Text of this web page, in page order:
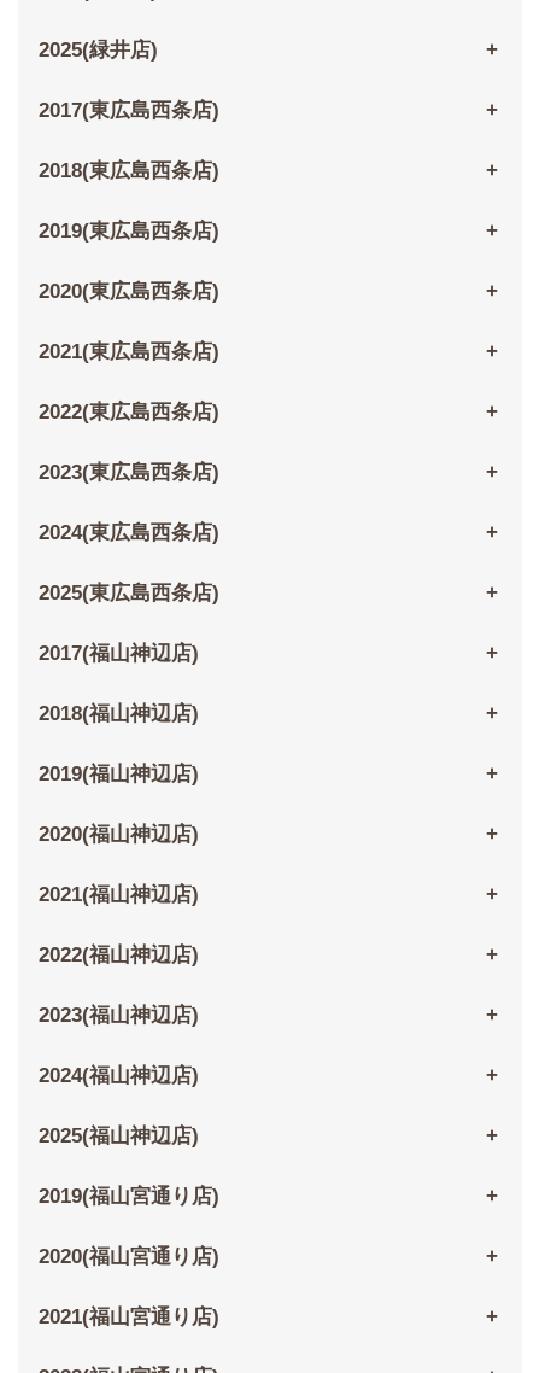
2025(緑井店)
2017(東広島西条店)
2018(東広島西条店)
2019(東広島西条店)
2020(東広島西条店)
2021(東広島西条店)
2022(東広島西条店)
2023(東広島西条店)
2024(東広島西条店)
2025(東広島西条店)
2017(福山神辺店)
2018(福山神辺店)
2019(福山神辺店)
2020(福山神辺店)
2021(福山神辺店)
2022(福山神辺店)
2023(福山神辺店)
2024(福山神辺店)
2025(福山神辺店)
2019(福山宮通り店)
2020(福山宮通り店)
2021(福山宮通り店)